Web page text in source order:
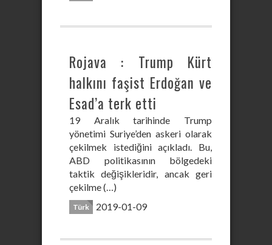
Rojava : Trump Kürt
halkını faşist Erdoğan ve
Esad’a terk etti
19 Aralık tarihinde Trump
yönetimi Suriye’den askeri olarak
çekilmek istediğini açıkladı. Bu,
ABD politikasının bölgedeki
taktik değişikleridir, ancak geri
çekilme (…)
Türk 2019-01-09